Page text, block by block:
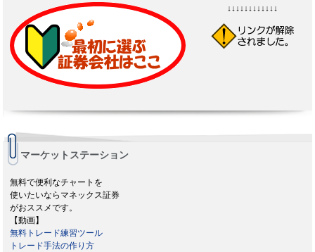
↓↓↓↓↓↓↓↓↓↓↓↓
マーケットステーション
無料で便利なチャートを
使いたいならマネックス証券
がおススメです。
【動画】
無料トレード練習ツール
トレード手法の作り方